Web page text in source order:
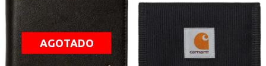
AGOTADO